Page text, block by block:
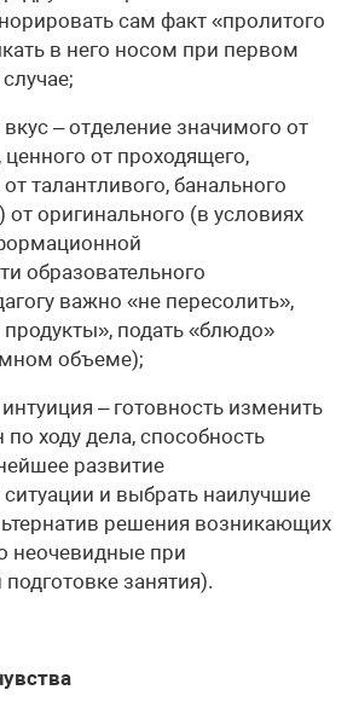
сам факт «пролитого
в него носом при первом
– отделение значимого от
ценного от проходящего,
талантливого, банального
от оригинального (в условиях
образовательного
важно «не пересолить»,
подать «блюдо»
объеме);
– готовность изменить
ходу дела, способность
развитие
и выбрать наилучшие
решения возникающих
не­очевидные при
занятия).